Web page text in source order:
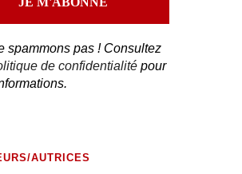
spammons pas ! Consultez
de confidentialité pour
AUTRICES